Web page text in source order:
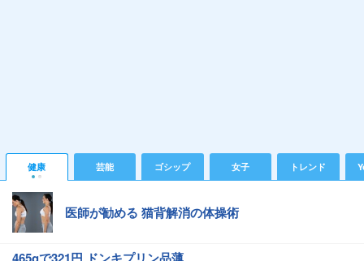
健康 芸能 ゴシップ 女子 トレンド
医師が勧める 猫背解消の体操術